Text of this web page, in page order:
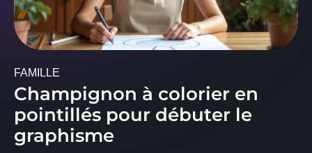
FAMILLE
Champignon à colorier en
pointillés pour débuter le
graphisme